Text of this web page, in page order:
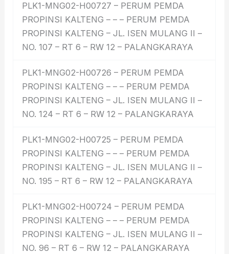
PLK1-MNG02-H00727 – PERUM PEMDA
PROPINSI KALTENG – – – PERUM PEMDA
PROPINSI KALTENG – JL. ISEN MULANG II –
NO. 107 – RT 6 – RW 12 – PALANGKARAYA
PLK1-MNG02-H00726 – PERUM PEMDA
PROPINSI KALTENG – – – PERUM PEMDA
PROPINSI KALTENG – JL. ISEN MULANG II –
NO. 124 – RT 6 – RW 12 – PALANGKARAYA
PLK1-MNG02-H00725 – PERUM PEMDA
PROPINSI KALTENG – – – PERUM PEMDA
PROPINSI KALTENG – JL. ISEN MULANG II –
NO. 195 – RT 6 – RW 12 – PALANGKARAYA
PLK1-MNG02-H00724 – PERUM PEMDA
PROPINSI KALTENG – – – PERUM PEMDA
PROPINSI KALTENG – JL. ISEN MULANG II –
NO. 96 – RT 6 – RW 12 – PALANGKARAYA